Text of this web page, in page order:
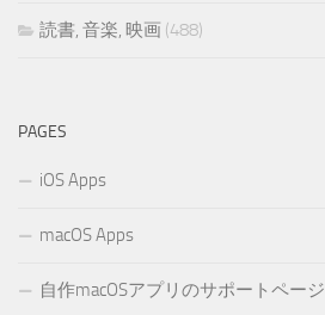
読書, 音楽, 映画 (488)
PAGES
iOS Apps
macOS Apps
自作macOSアプリのサポートページ